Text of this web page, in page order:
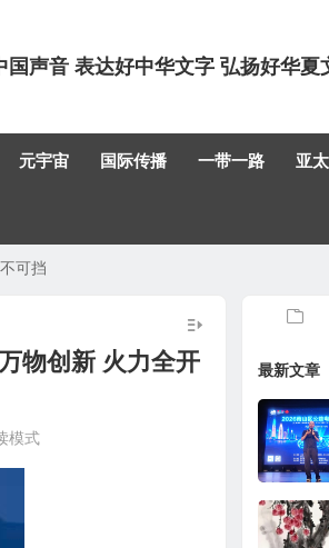
国声音 表达好中华文字 弘扬好华夏
元宇宙 国际传播 一带一路 亚
可挡
物创新 火力全开
模式
最新文章